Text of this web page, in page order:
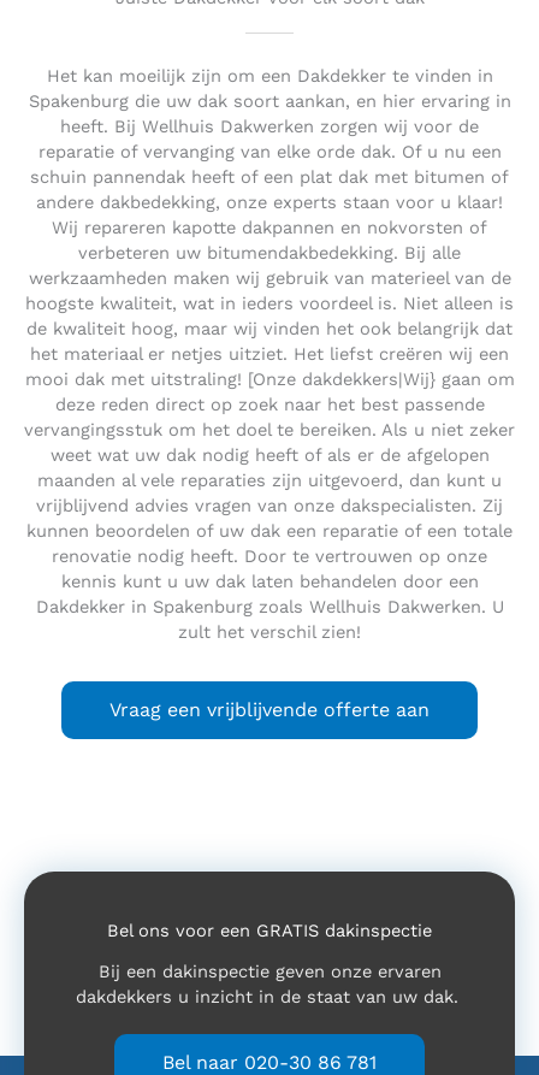
Het kan moeilijk zijn om een Dakdekker te vinden in
Spakenburg die uw dak soort aankan, en hier ervaring in
heeft. Bij Wellhuis Dakwerken zorgen wij voor de
reparatie of vervanging van elke orde dak. Of u nu een
schuin pannendak heeft of een plat dak met bitumen of
andere dakbedekking, onze experts staan voor u klaar!
Wij repareren kapotte dakpannen en nokvorsten of
verbeteren uw bitumendakbedekking. Bij alle
werkzaamheden maken wij gebruik van materieel van de
hoogste kwaliteit, wat in ieders voordeel is. Niet alleen is
de kwaliteit hoog, maar wij vinden het ook belangrijk dat
het materiaal er netjes uitziet. Het liefst creëren wij een
mooi dak met uitstraling! [Onze dakdekkers|Wij} gaan om
deze reden direct op zoek naar het best passende
vervangingsstuk om het doel te bereiken. Als u niet zeker
weet wat uw dak nodig heeft of als er de afgelopen
maanden al vele reparaties zijn uitgevoerd, dan kunt u
vrijblijvend advies vragen van onze dakspecialisten. Zij
kunnen beoordelen of uw dak een reparatie of een totale
renovatie nodig heeft. Door te vertrouwen op onze
kennis kunt u uw dak laten behandelen door een
Dakdekker in Spakenburg zoals Wellhuis Dakwerken. U
zult het verschil zien!
Vraag een vrijblijvende offerte aan
Bel ons voor een GRATIS dakinspectie
Bij een dakinspectie geven onze ervaren
dakdekkers u inzicht in de staat van uw dak.
Bel naar 020-30 86 781